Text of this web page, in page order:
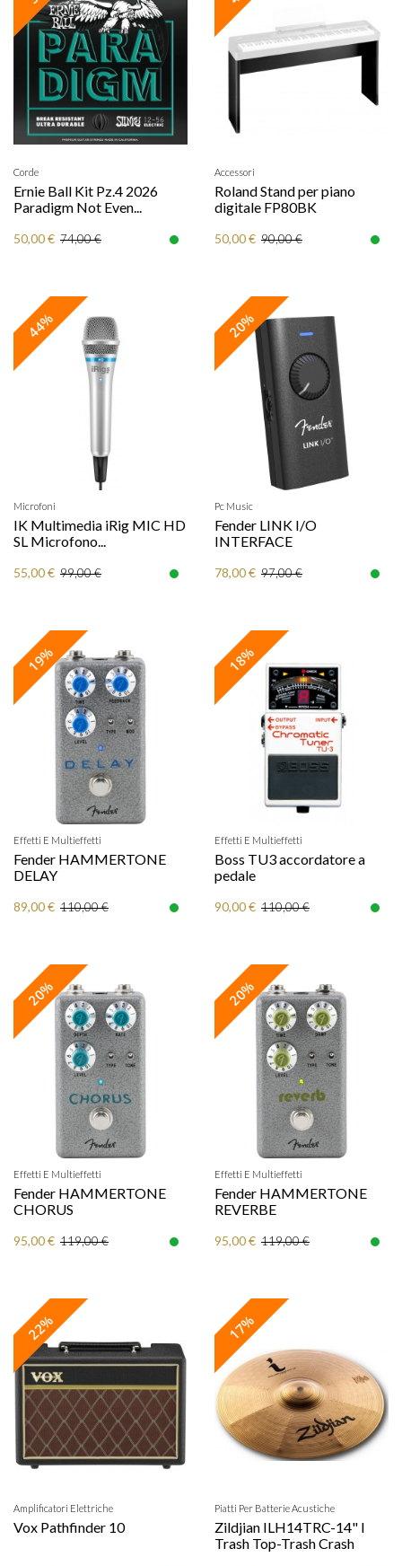
Corde
Ernie Ball Kit Pz.4 2026
Paradigm Not Even...
50,00 € 74,00 €
Accessori
Roland Stand per piano
digitale FP80BK
50,00 € 90,00 €
44%
Microfoni
IK Multimedia iRig MIC HD
SL Microfono...
55,00 € 99,00 €
20%
Pc Music
Fender LINK I/O
INTERFACE
78,00 € 97,00 €
19%
Effetti E Multieffetti
Fender HAMMERTONE
DELAY
89,00 € 110,00 €
18%
Effetti E Multieffetti
Boss TU3 accordatore a
pedale
90,00 € 110,00 €
20%
Effetti E Multieffetti
Fender HAMMERTONE
CHORUS
95,00 € 119,00 €
20%
Effetti E Multieffetti
Fender HAMMERTONE
REVERBE
95,00 € 119,00 €
22%
Amplificatori Elettriche
Vox Pathfinder 10
17%
Piatti Per Batterie Acustiche
Zildjian ILH14TRC-14" I
Trash Top-Trash Crash